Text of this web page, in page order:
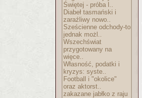
Świętej - próba l..
Diabeł tasmański i
zaraźliwy nowo..
Sześcienne odchody-to
jednak możl..
Wszechświat
przygotowany na
więce..
Własność, podatki i
kryzys: syste..
Football i "okolice"
oraz aktorst..
zakazane jabłko z raju